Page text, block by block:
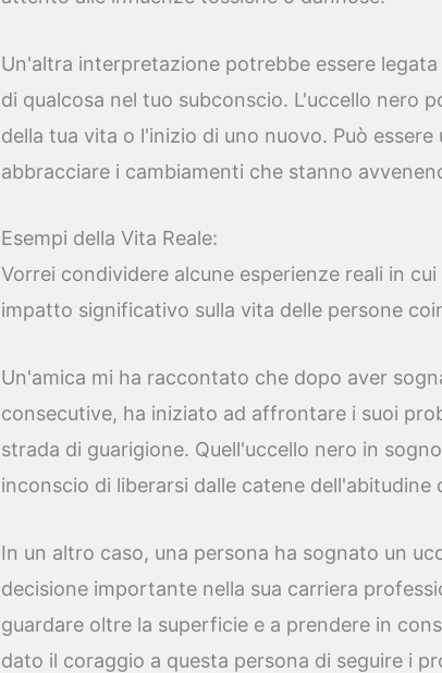
Un'altra interpretazione potrebbe essere
di qualcosa nel tuo subconscio. L'uccello nero
della tua vita o l'inizio di uno nuovo. Può
abbracciare i cambiamenti che stanno
Esempi della Vita Reale:
Vorrei condividere alcune esperienze reali in
impatto significativo sulla vita delle persone
Un'amica mi ha raccontato che dopo aver
consecutive, ha iniziato ad affrontare i suoi
strada di guarigione. Quell'uccello nero in
inconscio di liberarsi dalle catene dell'abitudine
In un altro caso, una persona ha sognato un
decisione importante nella sua carriera
guardare oltre la superficie e a prendere in
dato il coraggio a questa persona di seguire i